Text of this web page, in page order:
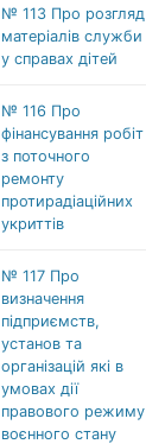
№ 113 Про розгляд
матеріалів служби
у справах дітей
№ 116 Про
фінансування робіт
з поточного
ремонту
протирадіаційних
укриттів
№ 117 Про
визначення
підприємств,
установ та
організацій які в
умовах дії
правового режиму
воєнного стану